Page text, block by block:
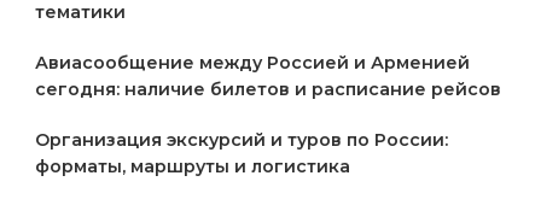
тематики
Авиасообщение между Россией и Арменией
сегодня: наличие билетов и расписание рейсов
Организация экскурсий и туров по России:
форматы, маршруты и логистика